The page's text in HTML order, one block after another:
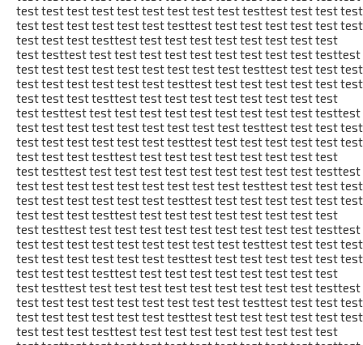
test test test test test test test test test testtest test test test
test test test test test test testtest test test test test test test
test test test testtest test test test test test test test test
test testtest test test test test test test test test test testtest
test test test test test test test test test testtest test test test
test test test test test test testtest test test test test test test
test test test testtest test test test test test test test test
test testtest test test test test test test test test test testtest
test test test test test test test test test testtest test test test
test test test test test test testtest test test test test test test
test test test testtest test test test test test test test test
test testtest test test test test test test test test test testtest
test test test test test test test test test testtest test test test
test test test test test test testtest test test test test test test
test test test testtest test test test test test test test test
test testtest test test test test test test test test test testtest
test test test test test test test test test testtest test test test
test test test test test test testtest test test test test test test
test test test testtest test test test test test test test test
test testtest test test test test test test test test test testtest
test test test test test test test test test testtest test test test
test test test test test test testtest test test test test test test
test test test testtest test test test test test test test test